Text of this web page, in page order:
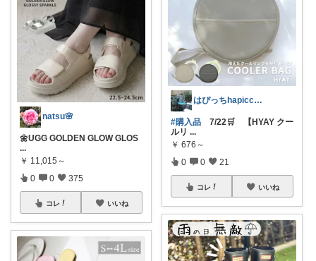
natsu🌸
🌼UGG GOLDEN GLOW GLOS
...
￥ 11,015～
0 0 375
コレ いいね
はぴっちhapicchi💎🏃感謝💐
#購入品 7/22🛒 【HYAY クー
ルリ ...
￥ 676～
0 0 21
コレ いいね